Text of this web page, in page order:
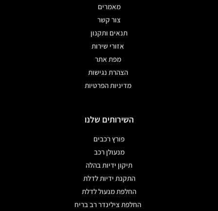
מאמרים
צור קשר
תנאים ותקנון
אזורי שירות
מפת אתר
הצהרת נגישות
מדיניות הפרטיות
השירותים שלנו
פורץ רכבים
מנעולן רכב
תיקון ידיות בהלה
התקנת ידיות לדלת
החלפת מנעול לדלת
החלפת צילינדר רב בריח